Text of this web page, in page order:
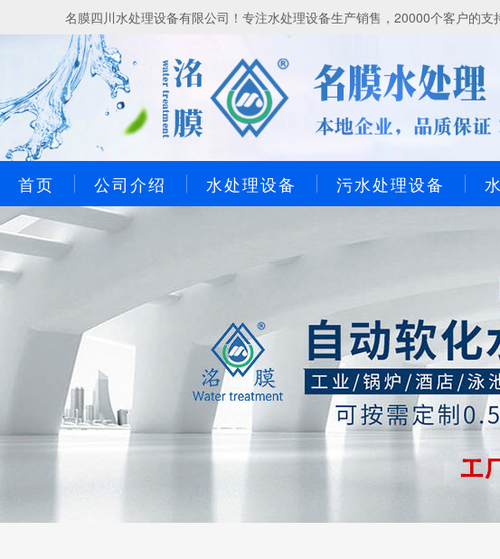
名膜四川水处理设备有限公司！专注水处理设备生产销售，20000个客户的支
首页 公司介绍 水处理设备 污水处理设备